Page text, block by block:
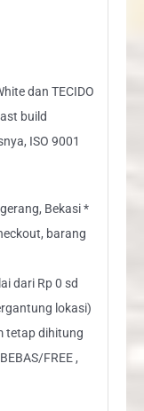
dan TECIDO
build
ISO 9001
Bekasi *
barang
dari Rp 0 sd
lokasi)
tetap dihitung
FREE ,